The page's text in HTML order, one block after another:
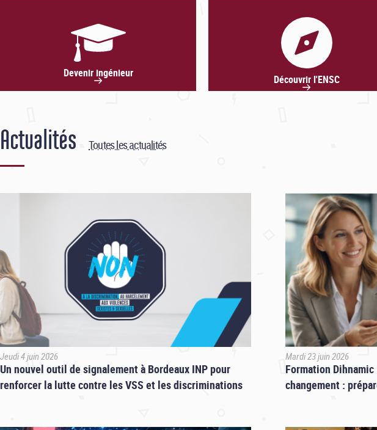
Devenir ingénieur
Découvrir l'ENSC
Actualités Toutes les actualités
Jeudi 4 juin 2026
Un nouvel outil de signalement à Bordeaux INP pour
renforcer la lutte contre les VSS et les discriminations
Mardi 23 juin 2026
Formation Dihnamic
changement :